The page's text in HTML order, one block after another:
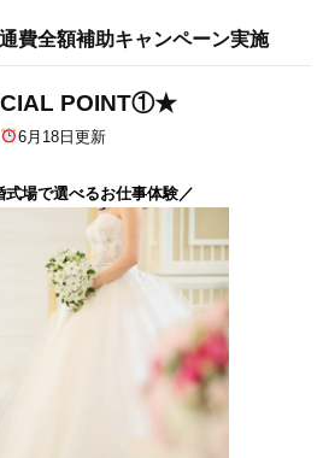
費全額補助キャンペーン実施
POINT①★
6月18日更新
式場で選べるお仕事体験／